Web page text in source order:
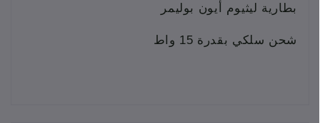
بطارية ليثيوم أيون بوليمر
شحن سلكي بقدرة 15 واط